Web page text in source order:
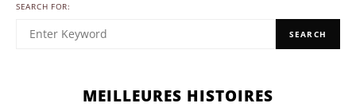
SEARCH FOR:
SEARCH
MEILLEURES HISTOIRES